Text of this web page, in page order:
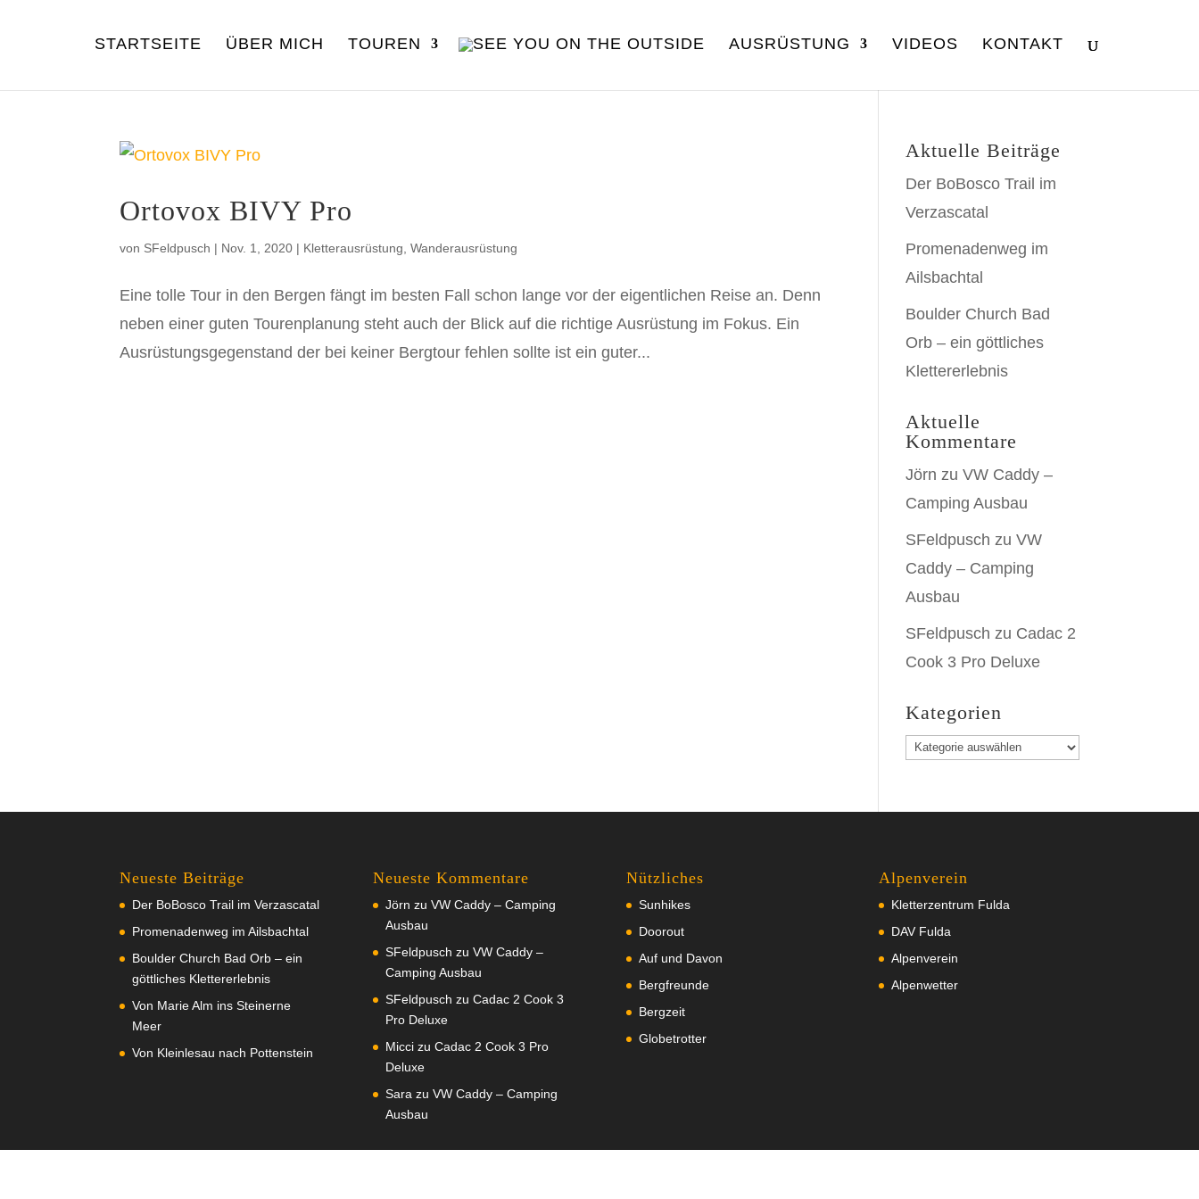
STARTSEITE ÜBER MICH TOUREN AUSRÜSTUNG VIDEOS KONTAKT
Ortovox BIVY Pro
von SFeldpusch | Nov. 1, 2020 | Kletterausrüstung ,Wanderausrüstung
Eine tolle Tour in den Bergen fängt im besten Fall schon lange vor der eigentlichen Reise an. Denn
neben einer guten Tourenplanung steht auch der Blick auf die richtige Ausrüstung im Fokus. Ein
Ausrüstungsgegenstand der bei keiner Bergtour fehlen sollte ist ein guter...
Aktuelle Beiträge
Der BoBosco Trail im
Verzascatal
Promenadenweg im
Ailsbachtal
Boulder Church Bad
Orb – ein göttliches
Klettererlebnis
Aktuelle
Kommentare
Jörn zuVW Caddy –
Camping Ausbau
SFeldpusch zuVW
Caddy – Camping
Ausbau
SFeldpusch zu Cadac 2
Cook 3 Pro Deluxe
Kategorien
Kategorien
Neueste Beiträge
Der BoBosco Trail im Verzascatal
Promenadenweg im Ailsbachtal
Boulder Church Bad Orb – ein
göttliches Klettererlebnis
Von Marie Alm ins Steinerne
Meer
Von Kleinlesau nach Pottenstein
Neueste Kommentare
Jörn zu VW Caddy – Camping
Ausbau
SFeldpusch zu VW Caddy –
Camping Ausbau
SFeldpusch zu Cadac 2 Cook 3
Pro Deluxe
Miccizu Cadac 2 Cook 3 Pro
Deluxe
Sara zu VW Caddy – Camping
Ausbau
Nützliches
Sunhikes
Doorout
Auf und Davon
Bergfreunde
Bergzeit
Globetrotter
Alpenverein
Kletterzentrum Fulda
DAV Fulda
Alpenverein
Alpenwetter